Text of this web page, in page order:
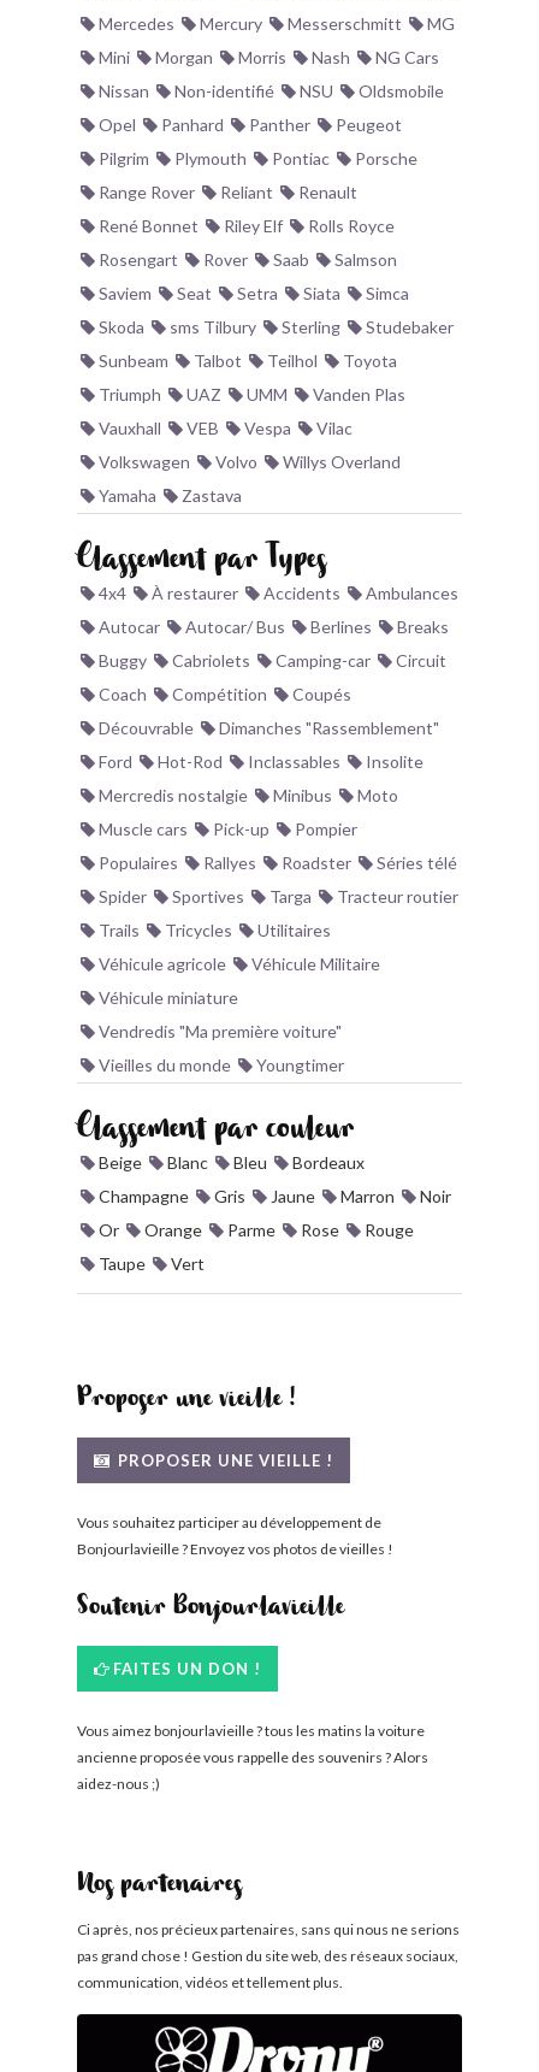
Mercedes
Mercury Messerschmitt
MG
Mini
Morgan Morris Nash
NG Cars
Nissan
Non-identifié NSU
Oldsmobile
Opel
Panhard Panther
Peugeot
Pilgrim
Plymouth Pontiac
Porsche
Range Rover
Reliant
Renault
René Bonnet
Riley Elf
Rolls Royce
Rosengart
Rover Saab
Salmson
Saviem
Seat Setra Siata
Simca
Skoda
sms Tilbury Sterling
Studebaker
Sunbeam
Talbot Teilhol
Toyota
Triumph
UAZ UMM
Vanden Plas
Vauxhall
VEB Vespa
Vilac
Volkswagen
Volvo
Willys Overland
Yamaha
Zastava
Classement par Types
4x4 À restaurer Accidents
Ambulances
Autocar
Autocar/ Bus Berlines
Breaks
Buggy
Cabriolets Camping-car
Circuit
Coach
Compétition
Coupés
Découvrable
Dimanches "Rassemblement"
Ford
Hot-Rod Inclassables
Insolite
Mercredis nostalgie
Minibus
Moto
Muscle cars
Pick-up
Pompier
Populaires
Rallyes Roadster
Séries télé
Spider
Sportives Targa
Tracteur routier
Trails
Tricycles
Utilitaires
Véhicule agricole
Véhicule Militaire
Véhicule miniature
Vendredis "Ma première voiture"
Vieilles du monde
Youngtimer
Classement par couleur
Beige Blanc Bleu
Bordeaux
Champagne
Gris Jaune Marron
Noir
Or
Orange Parme Rose
Rouge
Taupe
Vert
Proposer une vieille !
PROPOSER UNE VIEILLE !
Vous souhaitez participer au développement de
Bonjourlavieille ? Envoyez vos photos de vieilles !
Soutenir Bonjourlavieille
FAITES UN DON !
Vous aimez bonjourlavieille ? tous les matins la voiture
ancienne proposée vous rappelle des souvenirs ? Alors
aidez-nous ;)
Nos partenaires
Ci après, nos précieux partenaires, sans qui nous ne serions
pas grand chose ! Gestion du site web, des réseaux sociaux,
communication, vidéos et tellement plus.